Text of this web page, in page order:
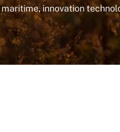
maritime, innovation